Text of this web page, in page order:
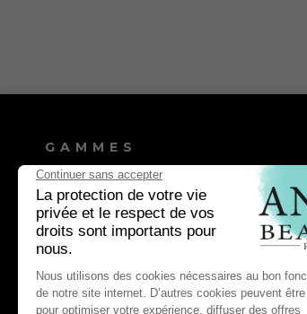
GAMMES
Shampooings chien
Shampooings chat
Lotions & après-shampooings
chien
Lotions & après-shampooings chat